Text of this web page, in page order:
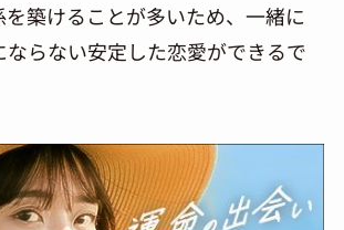
築けることが多いため、一緒に
らない安定した恋愛ができるで